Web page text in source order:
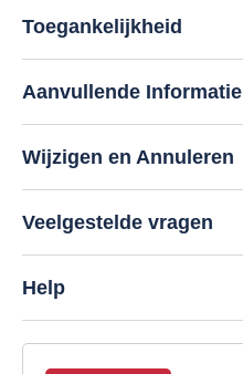
Toegankelijkheid
Aanvullende Informatie
Wijzigen en Annuleren
Veelgestelde vragen
Help